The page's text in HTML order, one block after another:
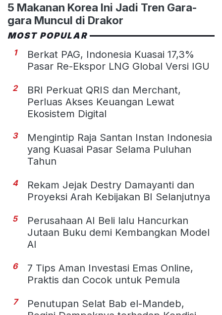
5 Makanan Korea Ini Jadi Tren Gara-
gara Muncul di Drakor
MOST POPULAR
1
Berkat PAG, Indonesia Kuasai 17,3%
Pasar Re-Ekspor LNG Global Versi IGU
2
BRI Perkuat QRIS dan Merchant,
Perluas Akses Keuangan Lewat
Ekosistem Digital
3
Mengintip Raja Santan Instan Indonesia
yang Kuasai Pasar Selama Puluhan
Tahun
4
Rekam Jejak Destry Damayanti dan
Proyeksi Arah Kebijakan BI Selanjutnya
5
Perusahaan AI Beli lalu Hancurkan
Jutaan Buku demi Kembangkan Model
AI
6
7 Tips Aman Investasi Emas Online,
Praktis dan Cocok untuk Pemula
7
Penutupan Selat Bab el-Mandeb,